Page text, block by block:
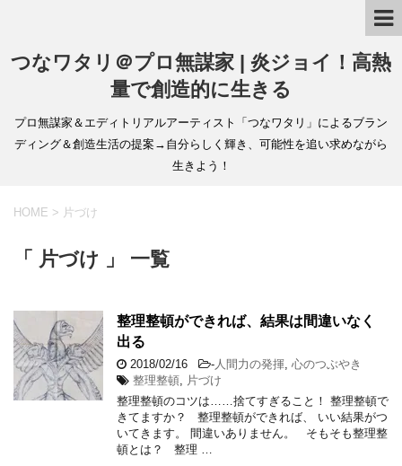
つなワタリ＠プロ無謀家 | 炎ジョイ！高熱
量で創造的に生きる
プロ無謀家＆エディトリアルアーティスト「つなワタリ」によるブラン
ディング＆創造生活の提案→自分らしく輝き、可能性を追い求めながら
生きよう！
HOME > 片づけ
「 片づけ 」 一覧
整理整頓ができれば、結果は間違いなく
出る
2018/02/16 - 人間力の発揮 心のつぶやき
整理整頓
片づけ
整理整頓のコツは……捨てすぎること！ 整理整頓で
きてますか？ 整理整頓ができれば、 いい結果がつ
いてきます。 間違いありません。 そもそも整理整
頓とは？ 整理 …